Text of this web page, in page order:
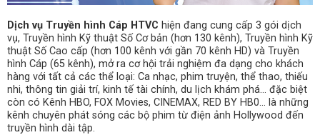
Dịch vụ Truyền hình Cáp HTVC hiện đang cung cấp 3 gói dịch
vụ, Truyền hình Kỹ thuật Số Cơ bản (hơn 130 kênh), Truyền hình Kỹ
thuật Số Cao cấp (hơn 100 kênh với gần 70 kênh HD) và Truyền
hình Cáp (65 kênh), mở ra cơ hội trải nghiệm đa dạng cho khách
hàng với tất cả các thể loại: Ca nhạc, phim truyện, thể thao, thiếu
nhi, thông tin giải trí, kinh tế tài chính, du lịch khám phá… đặc biệt
còn có Kênh HBO, FOX Movies, CINEMAX, RED BY HB0… là những
kênh chuyên phát sóng các bộ phim từ điện ảnh Hollywood đến
truyền hình dài tập.